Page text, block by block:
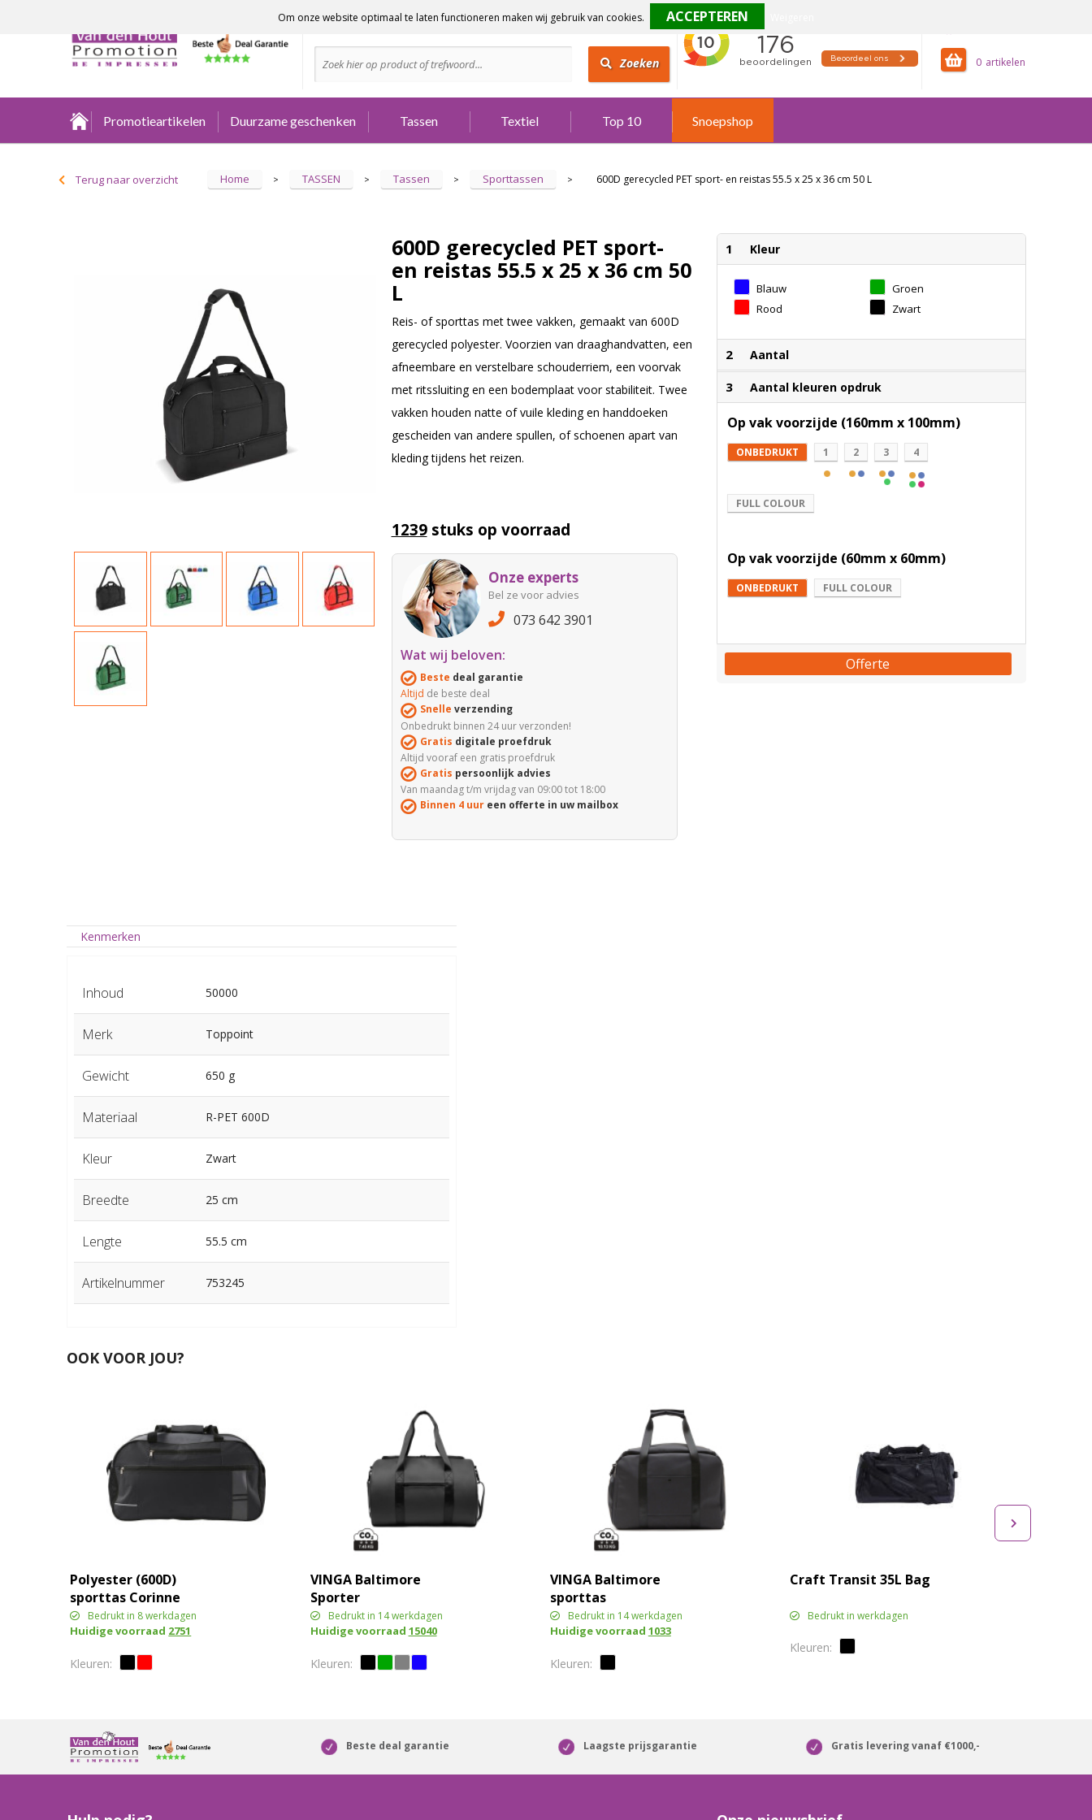
0
Advies nodig?
Zoeken
Promotieartikelen Duurzame geschenken Tassen Textiel Top 10 Snoepshop
Terug naar overzicht Home > TASSEN > Tassen > Sporttassen > 600D gerecycled PET sport- en reistas 55.5 x 25 x 36 cm 50 L
600D gerecycled PET sport-
en reistas 55.5 x 25 x 36 cm 50
L
Reis- of sporttas met twee vakken, gemaakt van 600D
gerecycled polyester. Voorzien van draaghandvatten, een
afneembare en verstelbare schouderriem, een voorvak
met ritssluiting en een bodemplaat voor stabiliteit. Twee
vakken houden natte of vuile kleding en handdoeken
gescheiden van andere spullen, of schoenen apart van
kleding tijdens het reizen.
1239stuks op voorraad
Onze experts
Bel ze voor advies
073 642 3901
Wat wij beloven:
Beste deal garantie
Altijd de beste deal
Snelle verzending
Onbedrukt binnen 24 uur verzonden!
Gratis digitale proefdruk
Altijd vooraf een gratis proefdruk
Gratis persoonlijk advies
Van maandag t/m vrijdag van 09:00 tot 18:00
Binnen 4 uureen offerte in uw mailbox
1 Kleur
Blauw
Groen
Rood
Zwart
2 Aantal
3 Aantal kleuren opdruk
Op vak voorzijde (160mm x 100mm)
ONBEDRUKT 1 2 3 4
FULL COLOUR
Op vak voorzijde (60mm x 60mm)
ONBEDRUKT FULL COLOUR
Offerte
Kenmerken
Inhoud 50000
Merk Toppoint
Gewicht 650 g
Materiaal R-PET 600D
Kleur Zwart
Breedte 25 cm
Lengte 55.5 cm
Artikelnummer 753245
OOK VOOR JOU?
Polyester (600D)
sporttas Corinne
Bedrukt in 8 werkdagen
Huidige voorraad 2751
VINGA Baltimore
Sporter
Bedrukt in 14 werkdagen
Huidige voorraad 15040
VINGA Baltimore
sporttas
Bedrukt in 14 werkdagen
Huidige voorraad 1033
Craft Transit 35L Bag
Bedrukt in werkdagen
Beste deal garantie Laagste prijsgarantie Gratis levering vanaf €1000,-
Om onze website optimaal te laten functioneren maken wij gebruik van cookies.